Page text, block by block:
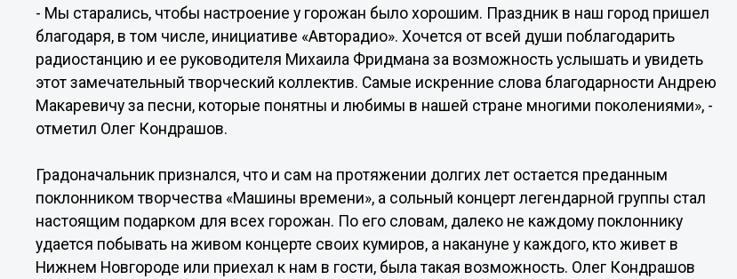
- Мы старались, чтобы настроение у горожан было хорошим. Праздник в наш город пришел
благодаря, в том числе, инициативе «Авторадио». Хочется от всей души поблагодарить
радиостанцию и ее руководителя Михаила Фридмана за возможность услышать и увидеть
этот замечательный творческий коллектив. Самые искренние слова благодарности Андрею
Макаревичу за песни, которые понятны и любимы в нашей стране многими поколениями», -
отметил Олег Кондрашов.
Градоначальник признался, что и сам на протяжении долгих лет остается преданным
поклонником творчества «Машины времени», а сольный концерт легендарной группы стал
настоящим подарком для всех горожан. По его словам, далеко не каждому поклоннику
удается побывать на живом концерте своих кумиров, а накануне у каждого, кто живет в
Нижнем Новгороде или приехал к нам в гости, была такая возможность. Олег Кондрашов